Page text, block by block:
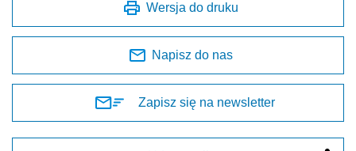
Wersja do druku
Napisz do nas
Zapisz się na newsletter